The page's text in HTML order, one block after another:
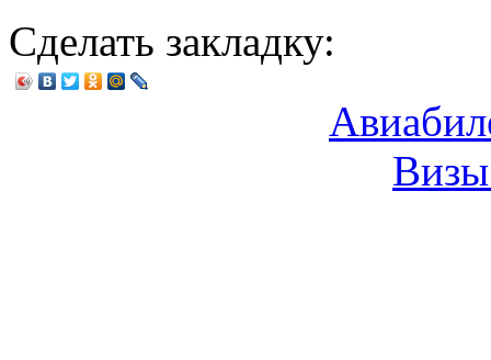
Сделать закладку: